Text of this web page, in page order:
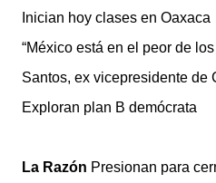
Inician hoy clases en Oaxaca
“México está en el peor de
Santos, ex vicepresidente de
Exploran plan B demócrata
La Razón Presionan para